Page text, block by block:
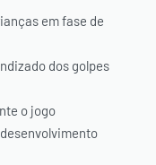
em fase de
dos golpes
o jogo
NO
carrinho.